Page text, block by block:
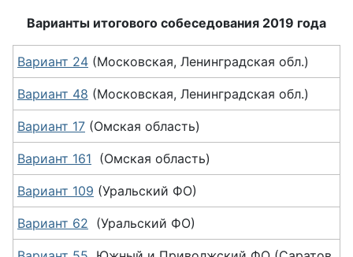
Варианты итогового собеседования 2019 года
Вариант 24 (Московская, Ленинградская обл.)
Вариант 48 (Московская, Ленинградская обл.)
Вариант 17 (Омская область)
Вариант 161 (Омская область)
Вариант 109 (Уральский ФО)
Вариант 62 (Уральский ФО)